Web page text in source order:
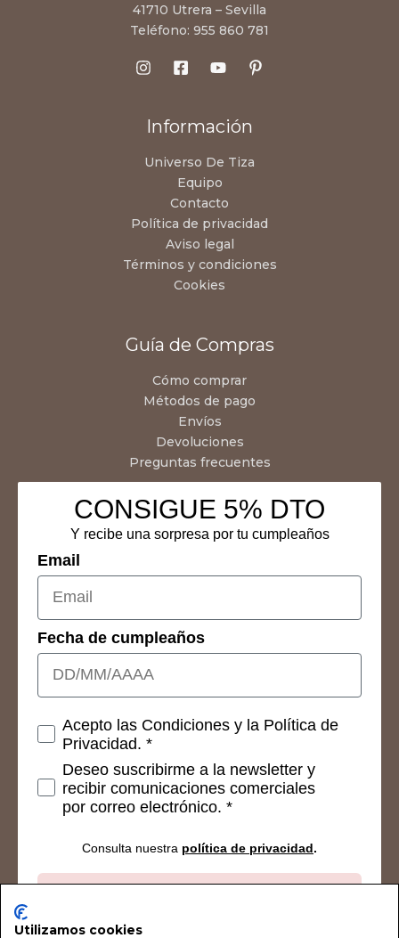
41710 Utrera – Sevilla
Teléfono: 955 860 781
Información
Universo De Tiza
Equipo
Contacto
Política de privacidad
Aviso legal
Términos y condiciones
Cookies
Guía de Compras
Cómo comprar
Métodos de pago
Envíos
Devoluciones
Preguntas frecuentes
CONSIGUE 5% DTO
Y recibe una sorpresa por tu cumpleaños
Email
Fecha de cumpleaños
Consetimientos
Acepto las Condiciones y la Política de
Privacidad. *
Deseo suscribirme a la newsletter y
recibir comunicaciones comerciales
por correo electrónico. *
Consulta nuestra política de privacidad.
Utilizamos cookies